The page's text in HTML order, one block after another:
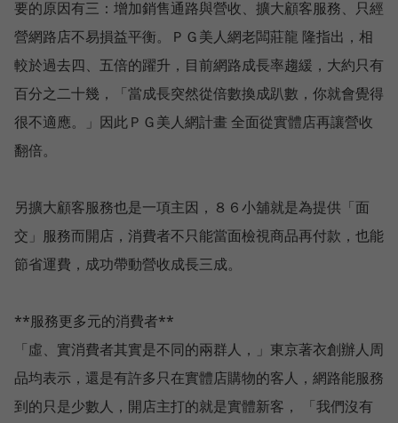
要的原因有三：增加銷售通路與營收、擴大顧客服務、只經
營網路店不易損益平衡。ＰＧ美人網老闆莊龍 隆指出，相
較於過去四、五倍的躍升，目前網路成長率趨緩，大約只有
百分之二十幾，「當成長突然從倍數換成趴數，你就會覺得
很不適應。」因此ＰＧ美人網計畫 全面從實體店再讓營收
翻倍。
另擴大顧客服務也是一項主因，８６小舖就是為提供「面
交」服務而開店，消費者不只能當面檢視商品再付款，也能
節省運費，成功帶動營收成長三成。
**服務更多元的消費者**
「虛、實消費者其實是不同的兩群人，」東京著衣創辦人周
品均表示，還是有許多只在實體店購物的客人，網路能服務
到的只是少數人，開店主打的就是實體新客， 「我們沒有